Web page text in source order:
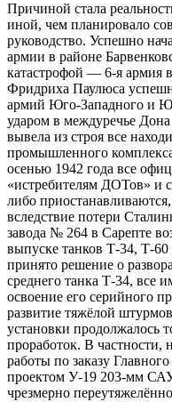
Причиной стала
иной, чем планировало
руководство. Успешно
армии в районе
катастрофой — 6-я армия
Фридриха Паулюса
армий Юго-Западного и
ударом в междуречье
вывела из строя все
промышленного
осенью 1942 года все
«истребителям ДОТов» и
либо
вследствие потери
завода № 264 в Сарепте
выпуске танков Т-34, Т-
принято решение о
среднего танка Т-34,
освоение его серийного
развитие тяжёлой
установки продолжалось
проработок. В
работы по заказу
проектом У-19 203-мм
чрезмерно